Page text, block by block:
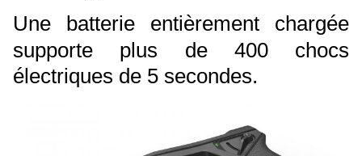
Une batterie entièrement chargée
supporte plus de 400 chocs
électriques de 5 secondes.